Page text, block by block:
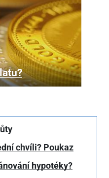
chvíli? Poukaz
hypotéky?